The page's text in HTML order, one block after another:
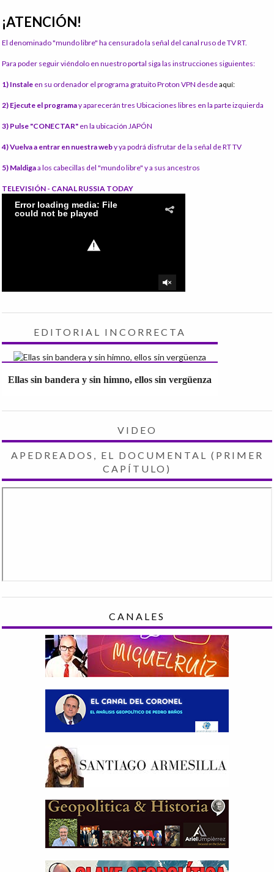
¡ATENCIÓN!
El denominado "mundo libre" ha censurado la señal del canal ruso de TV RT.
Para poder seguir viéndolo en nuestro portal siga las instrucciones siguientes:
1) Instale en su ordenador el programa gratuito Proton VPN desdeaquí:
2) Ejecute el programay aparecerán tres Ubicaciones libres en la parte izquierda
3) Pulse "CONECTAR" en la ubicación JAPÓN
4) Vuelva a entrar en nuestra weby ya podrá disfrutar de la señal de RT TV
5) Maldigaa los cabecillas del "mundo libre" y a sus ancestros
TELEVISIÓN - CANAL RUSSIA TODAY
EDITORIAL INCORRECTA
Ellas sin bandera y sin himno, ellos sin vergüenza
VIDEO
APEDREADOS, EL DOCUMENTAL (PRIMER
CAPÍTULO)
CANALES